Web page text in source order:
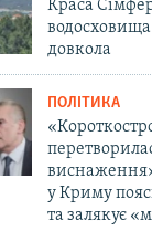
Краса
водосховища
довкола
ПОЛІТИКА
у Криму
та залякує